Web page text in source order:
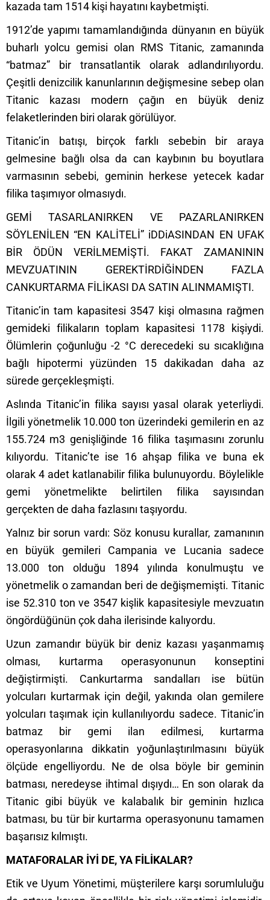
kazada tam 1514 kişi hayatını kaybetmişti.
1912’de yapımı tamamlandığında dünyanın en büyük
buharlı yolcu gemisi olan RMS Titanic, zamanında
“batmaz” bir transatlantik olarak adlandırılıyordu.
Çeşitli denizcilik kanunlarının değişmesine sebep olan
Titanic kazası modern çağın en büyük deniz
felaketlerinden biri olarak görülüyor.
Titanic’in batışı, birçok farklı sebebin bir araya
gelmesine bağlı olsa da can kaybının bu boyutlara
varmasının sebebi, geminin herkese yetecek kadar
filika taşımıyor olmasıydı.
GEMİ TASARLANIRKEN VE PAZARLANIRKEN
SÖYLENİLEN “EN KALİTELİ” iDDiASINDAN EN UFAK
BİR ÖDÜN VERİLMEMİŞTİ. FAKAT ZAMANININ
MEVZUATININ GEREKTİRDİĞİNDEN FAZLA
CANKURTARMA FİLİKASI DA SATIN ALINMAMIŞTI.
Titanic’in tam kapasitesi 3547 kişi olmasına rağmen
gemideki filikaların toplam kapasitesi 1178 kişiydi.
Ölümlerin çoğunluğu -2 °C derecedeki su sıcaklığına
bağlı hipotermi yüzünden 15 dakikadan daha az
sürede gerçekleşmişti.
Aslında Titanic’in filika sayısı yasal olarak yeterliydi.
İlgili yönetmelik 10.000 ton üzerindeki gemilerin en az
155.724 m3 genişliğinde 16 filika taşımasını zorunlu
kılıyordu. Titanic’te ise 16 ahşap filika ve buna ek
olarak 4 adet katlanabilir filika bulunuyordu. Böylelikle
gemi yönetmelikte belirtilen filika sayısından
gerçekten de daha fazlasını taşıyordu.
Yalnız bir sorun vardı: Söz konusu kurallar, zamanının
en büyük gemileri Campania ve Lucania sadece
13.000 ton olduğu 1894 yılında konulmuştu ve
yönetmelik o zamandan beri de değişmemişti. Titanic
ise 52.310 ton ve 3547 kişlik kapasitesiyle mevzuatın
öngördüğünün çok daha ilerisinde kalıyordu.
Uzun zamandır büyük bir deniz kazası yaşanmamış
olması, kurtarma operasyonunun konseptini
değiştirmişti. Cankurtarma sandalları ise bütün
yolcuları kurtarmak için değil, yakında olan gemilere
yolcuları taşımak için kullanılıyordu sadece. Titanic’in
batmaz bir gemi ilan edilmesi, kurtarma
operasyonlarına dikkatin yoğunlaştırılmasını büyük
ölçüde engelliyordu. Ne de olsa böyle bir geminin
batması, neredeyse ihtimal dışıydı… En son olarak da
Titanic gibi büyük ve kalabalık bir geminin hızlıca
batması, bu tür bir kurtarma operasyonunu tamamen
başarısız kılmıştı.
MATAFORALAR İYİ DE, YA FİLİKALAR?
Etik ve Uyum Yönetimi, müşterilere karşı sorumluluğu